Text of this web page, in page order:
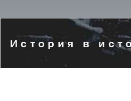
История в